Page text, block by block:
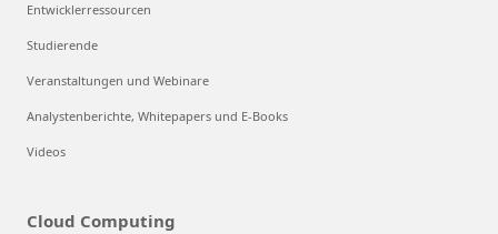
Entwicklerressourcen
Studierende
Veranstaltungen und Webinare
Analystenberichte, Whitepapers und E-Books
Videos
Cloud Computing